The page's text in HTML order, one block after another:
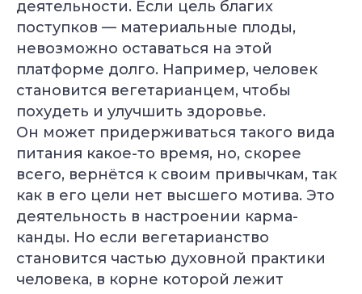
деятельности. Если цель благих
поступков — материальные плоды,
невозможно оставаться на этой
платформе долго. Например, человек
становится вегетарианцем, чтобы
похудеть и улучшить здоровье.
Он может придерживаться такого вида
питания какое-то время, но, скорее
всего, вернётся к своим привычкам, так
как в его цели нет высшего мотива. Это
деятельность в настроении карма-
канды. Но если вегетарианство
становится частью духовной практики
человека, в корне которой лежит